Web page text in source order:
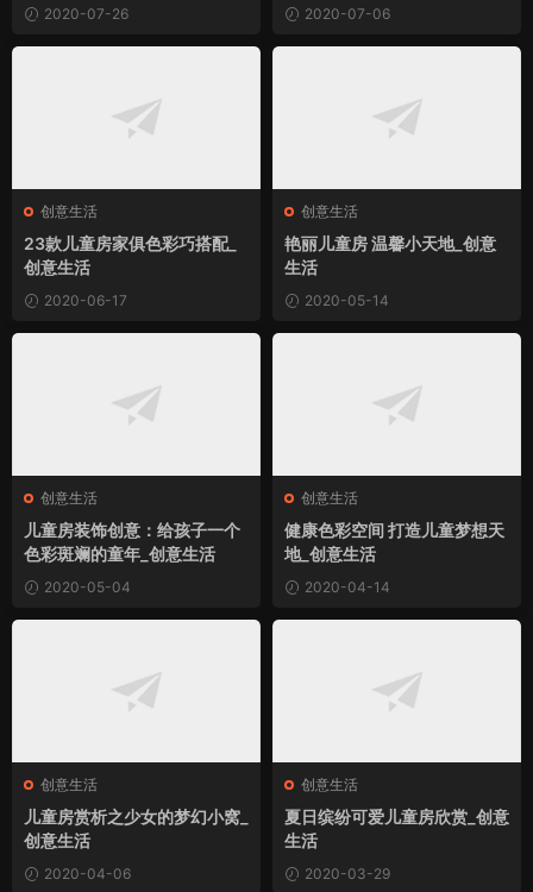
2020-07-26 2020-07-06
创意生活
23款儿童房家俱色彩巧搭配_
创意生活
2020-06-17
创意生活
艳丽儿童房 温馨小天地_创意
生活
2020-05-14
创意生活
儿童房装饰创意：给孩子一个
色彩斑斓的童年_创意生活
2020-05-04
创意生活
健康色彩空间 打造儿童梦想天
地_创意生活
2020-04-14
创意生活
儿童房赏析之少女的梦幻小窝_
创意生活
2020-04-06
创意生活
夏日缤纷可爱儿童房欣赏_创意
生活
2020-03-29